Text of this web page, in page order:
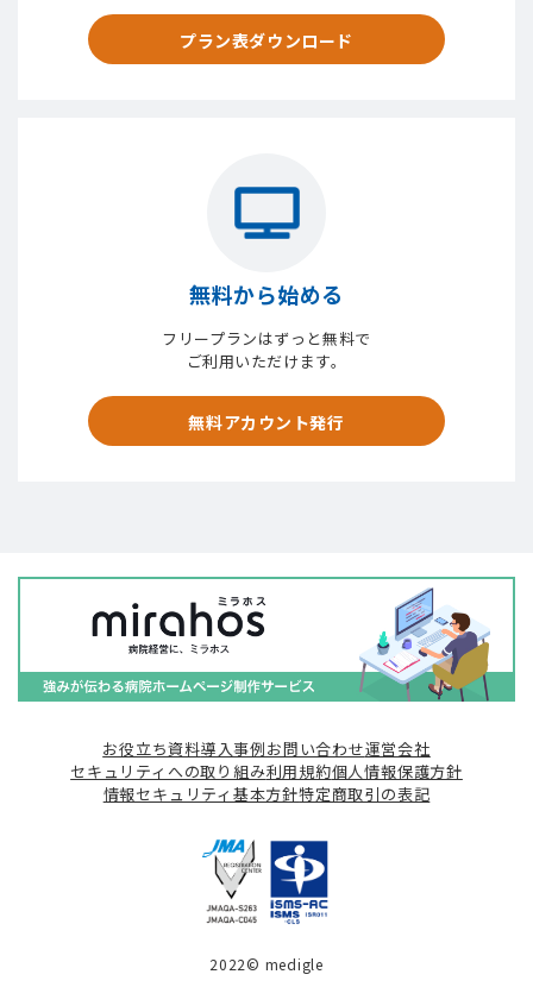
プラン表ダウンロード
無料から始める
フリープランはずっと無料で
ご利用いただけます。
無料アカウント発行
2022© medigle
お役立ち資料導入事例お問い合わせ運営会社
セキュリティへの取り組み利用規約個人情報保護方針
情報セキュリティ基本方針特定商取引の表記